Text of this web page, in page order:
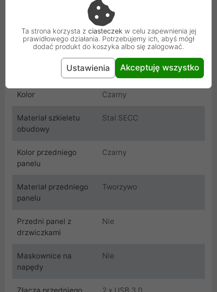
477 mm
Szerokość 210 mm
Waga obudowy 8.5 kg
Kolor Czarny
Materiał szkieletu
obudowy
Stal SECC
Kolor przedniego
panelu
Czarny
Materiał przedniego
panelu
Tworzywo
Przedni panel z
drzwiczkami
Nie
Maskownice na
napędy
Nie
Ta strona korzysta z ciasteczek w celu zapewnienia jej
prawidłowego działania. Potrzebujemy ich, abyś mógł
dodać produkt do koszyka albo się zalogować.
Ustawienia Akceptuję wszystko